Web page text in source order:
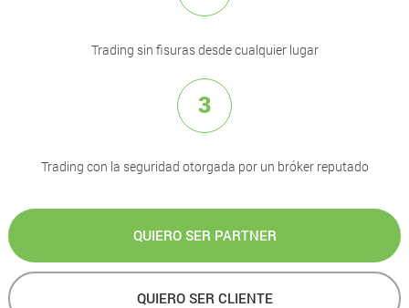
Trading sin fisuras desde cualquier lugar
3
Trading con la seguridad otorgada por un bróker reputado
QUIERO SER PARTNER
QUIERO SER CLIENTE